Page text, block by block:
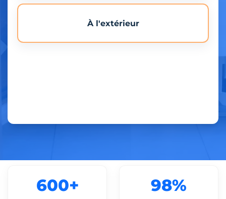
À l'extérieur
600+ 98%